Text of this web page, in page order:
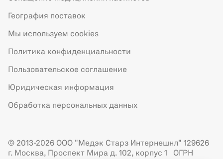
География поставок
Мы используем cookies
Политика конфиденциальности
Пользовательское соглашение
Юридическая информация
Обработка персональных данных
© 2013-2026 ООО "Медэк Старз Интернешнл" 129626
г. Москва, Проспект Мира д. 102, корпус 1 ОГРН